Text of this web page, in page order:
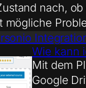
nach,
mögliche
Wie kann
Mit dem
Google